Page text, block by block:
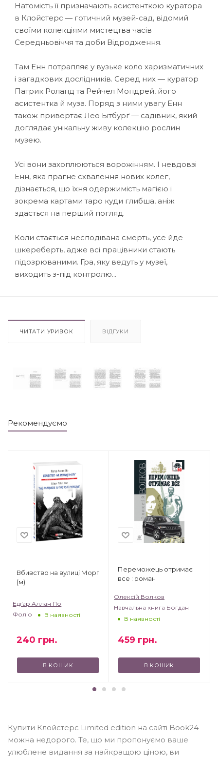
Натомість її призначають асистенткою куратора
в Клойстерс — готичний музей-сад, відомий
своїми колекціями мистецтва часів
Середньовіччя та доби Відродження.
Там Енн потрапляє у вузьке коло харизматичних
і загадкових дослідників. Серед них — куратор
Патрик Роланд та Рейчел Мондрей, його
асистентка й муза. Поряд з ними увагу Енн
також привертає Лео Бітбурґ — садівник, який
доглядає унікальну живу колекцію рослин
музею.
Усі вони захоплюються ворожінням. І невдовзі
Енн, яка прагне схвалення нових колег,
дізнається, що їхня одержимість магією і
зокрема картами таро куди глибша, аніж
здається на перший погляд.
Коли стається несподівана смерть, усе йде
шкереберть, адже всі працівники стають
підозрюваними. Гра, яку ведуть у музеї,
виходить з-під контролю...
ЧИТАТИ УРИВОК ВІДГУКИ
Рекомендуємо
Вбивство на вулиці Морг
(м)
Едґар Аллан По
Фоліо
В наявності
240 грн.
В КОШИК
Переможець отримає
все : роман
Олексій Волков
Навчальна книга Богдан
В наявності
459 грн.
В КОШИК
Купити Клойстерс Limited edition на сайті Book24
можна недорого. Те, що ми пропонуємо ваше
улюблене видання за найкращою ціною, ви